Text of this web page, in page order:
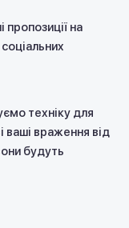
пропозиції на
техніку для
ваші враження від
будуть